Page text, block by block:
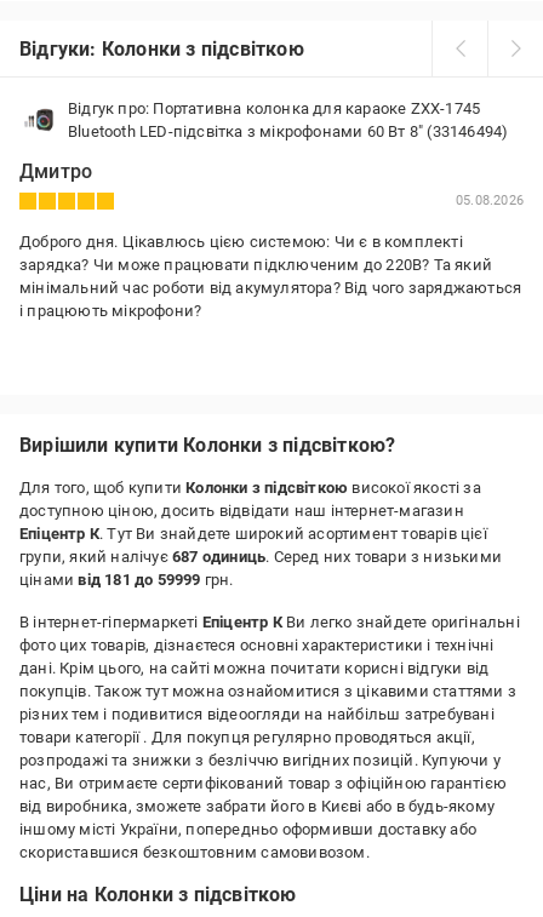
Відгуки: Колонки з підсвіткою
Відгук про: Портативна колонка для караоке ZXX-1745
Bluetooth LED-підсвітка з мікрофонами 60 Вт 8" (33146494)
Дмитро
05.08.2026
Доброго дня. Цікавлюсь цією системою: Чи є в комплекті
зарядка? Чи може працювати підключеним до 220В? Та який
мінімальний час роботи від акумулятора? Від чого заряджаються
і працюють мікрофони?
Вирішили купити Колонки з підсвіткою?
Для того, щоб купитиКолонки з підсвіткою високої якості за
доступною ціною, досить відвідати наш інтернет-магазин
Епіцентр К. Тут Ви знайдете широкий асортимент товарів цієї
групи, який налічує 687 одиниць. Серед них товари з низькими
цінамивід 181 до 59999 грн.
В інтернет-гіпермаркеті Епіцентр КВи легко знайдете оригінальні
фото цих товарів, дізнаєтеся основні характеристики і технічні
дані. Крім цього, на сайті можна почитати корисні відгуки від
покупців. Також тут можна ознайомитися з цікавими статтями з
різних тем і подивитися відеоогляди на найбільш затребувані
товари категорії . Для покупця регулярно проводяться акції,
розпродажі та знижки з безліччю вигідних позицій. Купуючи у
нас, Ви отримаєте сертифікований товар з офіційною гарантією
від виробника, зможете забрати його в Києві або в будь-якому
іншому місті України, попередньо оформивши доставку або
скориставшися безкоштовним самовивозом.
Ціни на Колонки з підсвіткою